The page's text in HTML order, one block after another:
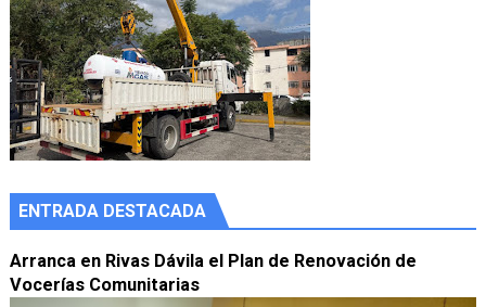
ENTRADA DESTACADA
Arranca en Rivas Dávila el Plan de Renovación de
Vocerías Comunitarias